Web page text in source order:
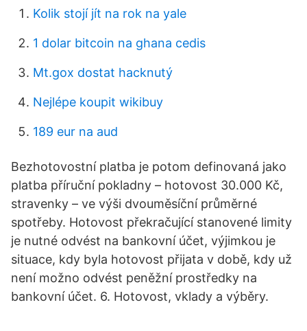
Kolik stojí jít na rok na yale
1 dolar bitcoin na ghana cedis
Mt.gox dostat hacknutý
Nejlépe koupit wikibuy
189 eur na aud
Bezhotovostní platba je potom definovaná jako
platba příruční pokladny – hotovost 30.000 Kč,
stravenky – ve výši dvouměsíční průměrné
spotřeby. Hotovost překračující stanovené limity
je nutné odvést na bankovní účet, výjimkou je
situace, kdy byla hotovost přijata v době, kdy už
není možno odvést peněžní prostředky na
bankovní účet. 6. Hotovost, vklady a výběry.